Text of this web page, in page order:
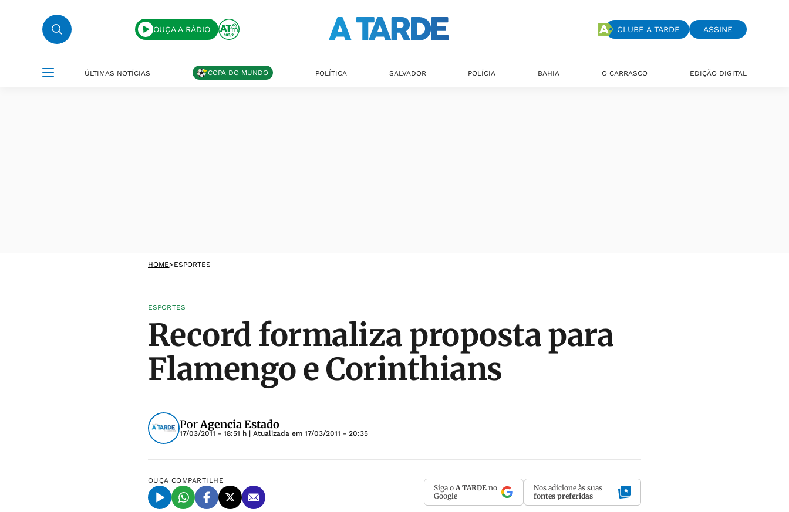
OUÇA A RÁDIO CLUBE A TARDE ASSINE
ÚLTIMAS NOTÍCIAS COPA DO MUNDO POLÍTICA SALVADOR POLÍCIA BAHIA O CARRASCO EDIÇÃO DIGITAL
HOME>ESPORTES
ESPORTES
Record formaliza proposta para
Flamengo e Corinthians
PorAgencia Estado
17/03/2011 - 18:51 h | Atualizada em 17/03/2011 - 20:35
OUÇA COMPARTILHE
Siga o A TARDE no
Google
Nos adicione às suas
fontes preferidas